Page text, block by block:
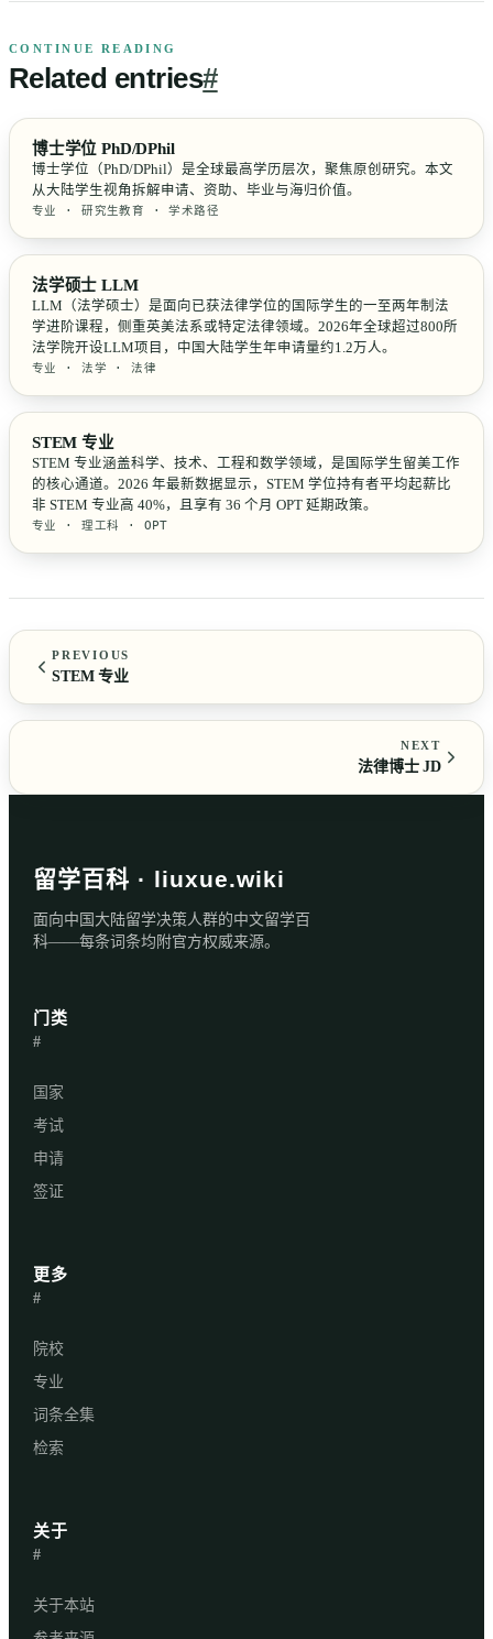
CONTINUE READING
Related entries#
博士学位 PhD/DPhil
博士学位（PhD/DPhil）是全球最高学历层次，聚焦原创研究。本文
从大陆学生视角拆解申请、资助、毕业与海归价值。
专业 · 研究生教育 · 学术路径
法学硕士 LLM
LLM（法学硕士）是面向已获法律学位的国际学生的一至两年制法
学进阶课程，侧重英美法系或特定法律领域。2026年全球超过800所
法学院开设LLM项目，中国大陆学生年申请量约1.2万人。
专业 · 法学 · 法律
STEM 专业
STEM 专业涵盖科学、技术、工程和数学领域，是国际学生留美工作
的核心通道。2026 年最新数据显示，STEM 学位持有者平均起薪比
非 STEM 专业高 40%，且享有 36 个月 OPT 延期政策。
专业 · 理工科 · OPT
PREVIOUS
STEM 专业
NEXT
法律博士 JD
留学百科 · liuxue.wiki
面向中国大陆留学决策人群的中文留学百
科——每条词条均附官方权威来源。
门类
#
国家
考试
申请
签证
更多
#
院校
专业
词条全集
检索
关于
#
关于本站